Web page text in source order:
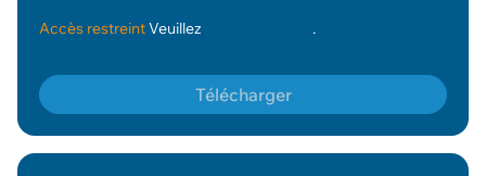
Accès restreintVeuillez .
Télécharger